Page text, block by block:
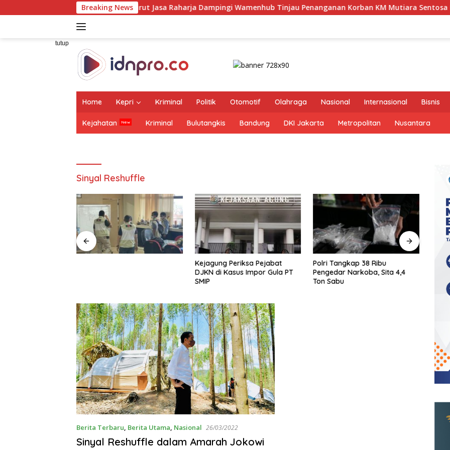
ke
Breaking News
Dirut Jasa Raharja Dampingi Wamenhub Tinjau Penanganan Korban KM Mutiara Sentosa II di RS PHC Surabaya
tutup
Home Kepri Kriminal Politik Otomotif Olahraga Nasional Internasional Bisnis
Kejahatan Kriminal Bulutangkis Bandung DKI Jakarta Metropolitan Nusantara
Sinyal Reshuffle
Kejagung Periksa Pejabat
DJKN di Kasus Impor Gula PT
SMIP
Polri Tangkap 38 Ribu
Pengedar Narkoba, Sita 4,4
Ton Sabu
Berita Terbaru, Berita Utama, Nasional 26/03/2022
Sinyal Reshuffle dalam Amarah Jokowi